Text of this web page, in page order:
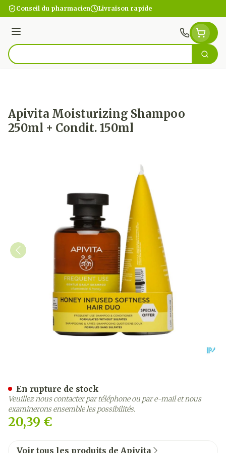
Aller au contenu
Conseil du pharmacien Livraison rapide
Menu
Rechercher
Apivita Moisturizing Shampoo
250ml + Condit. 150ml
20,39 €
En rupture de stock
Veuillez nous contacter par téléphone ou par e-mail et nous
examinerons ensemble les possibilités.
Voir tous les produits de Apivita